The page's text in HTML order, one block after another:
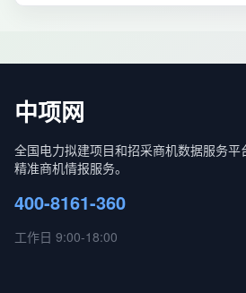
中项网
全国电力拟建项目和招采商机数据服务
精准商机情报服务。
400-8161-360
工作日 9:00-18:00